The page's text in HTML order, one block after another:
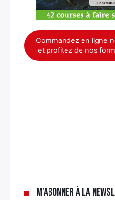
Commandez en ligne
et profitez de nos
M’abonner à la
Rechercher